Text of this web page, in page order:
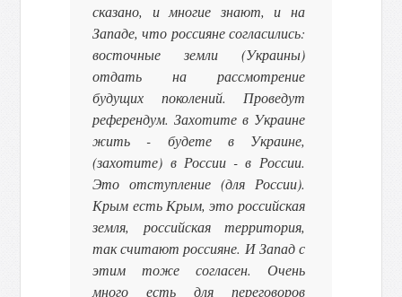
сказано, и многие знают, и на
Западе, что россияне согласились:
восточные земли (Украины)
отдать на рассмотрение
будущих поколений. Проведут
референдум. Захотите в Украине
жить - будете в Украине,
(захотите) в России - в России.
Это отступление (для России).
Крым есть Крым, это российская
земля, российская территория,
так считают россияне. И Запад с
этим тоже согласен. Очень
много есть для переговоров